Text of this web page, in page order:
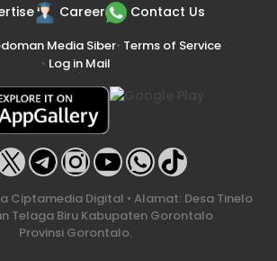
Career Contact Us
Media Siber• Terms of Service
• Log in Mail
Ciptamedia Digital • Alamat: Desa Tinelo
Telaga Biru Kabupaten Gorontalo
Provinsi Gorontalo.